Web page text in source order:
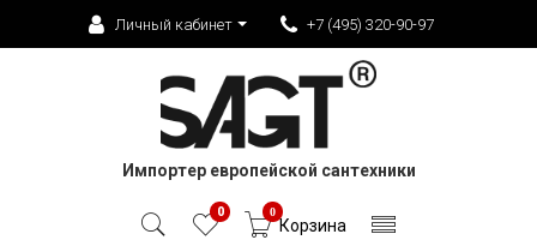
Личный кабинет +7 (495) 320-90-97
Импортер европейской сантехники
0 0
Корзина